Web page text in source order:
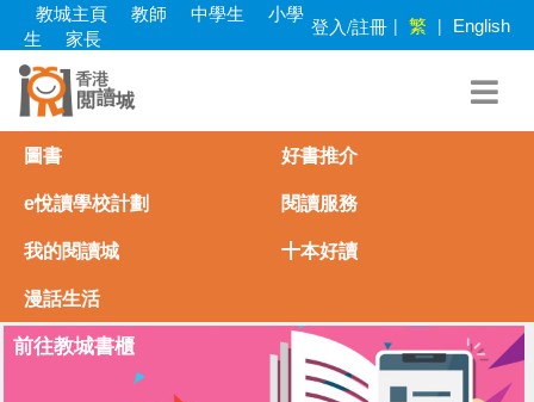
main
content
教城主頁 教師 中學生
小學
生
家長 登入/註冊 | 繁 | English
圖書 好書推介
e悅讀學校計劃 閱讀服務
我的閱讀城 十本好讀
漫話生活
前往教城書櫃